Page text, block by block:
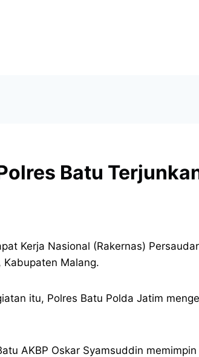
Batu
Kerja Nasional (Rakernas)
Kabupaten Malang.
itu, Polres Batu Polda Jatim
AKBP Oskar Syamsuddin